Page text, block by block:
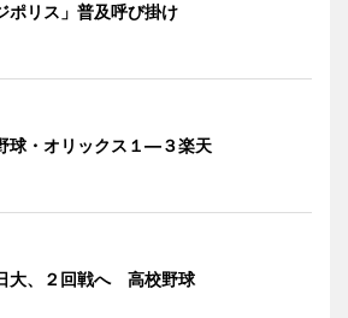
ポリス」普及呼び掛け
球・オリックス１―３楽天
大、２回戦へ 高校野球